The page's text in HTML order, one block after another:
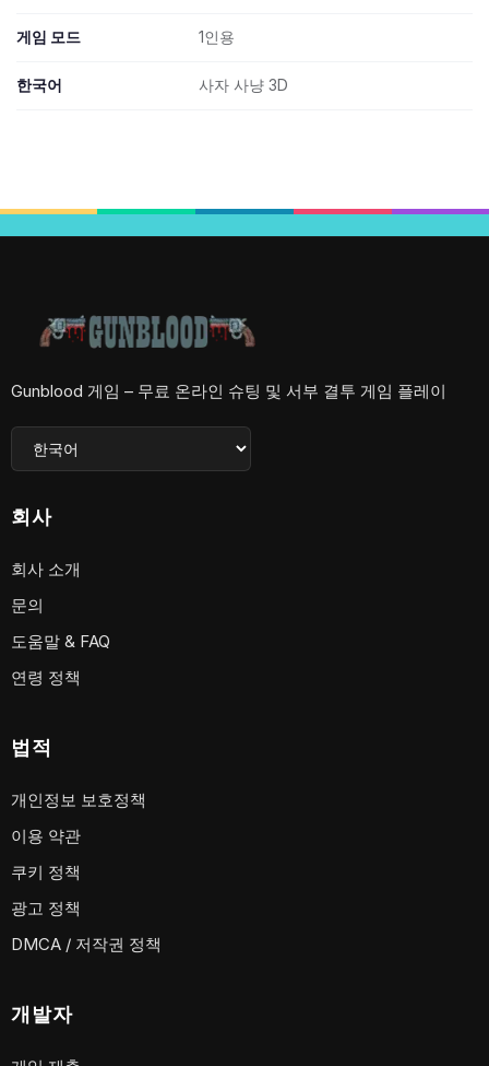
게임 모드 1인용
한국어 사자 사냥 3D
Gunblood 게임 – 무료 온라인 슈팅 및 서부 결투 게임 플레이
회사
회사 소개
문의
도움말 & FAQ
연령 정책
법적
개인정보 보호정책
이용 약관
쿠키 정책
광고 정책
DMCA / 저작권 정책
개발자